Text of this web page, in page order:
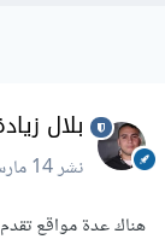
بلال
نشر14 مارس 2021
هناك عدة مواقع